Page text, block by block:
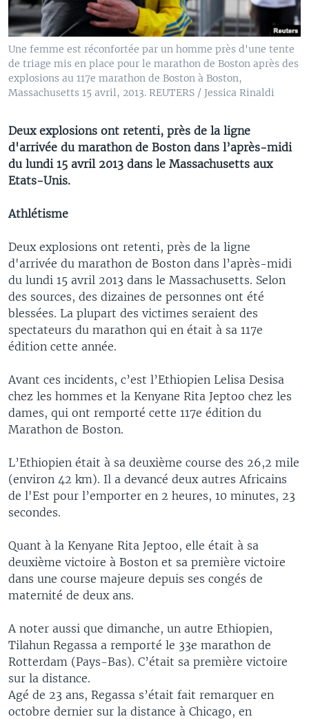
Une femme est réconfortée par un homme près d'une tente
de triage mis en place pour le marathon de Boston après des
explosions au 117e marathon de Boston à Boston,
Massachusetts 15 avril, 2013. REUTERS / Jessica Rinaldi
Deux explosions ont retenti, près de la ligne
d'arrivée du marathon de Boston dans l’après-midi
du lundi 15 avril 2013 dans le Massachusetts aux
Etats-Unis.
Athlétisme
Deux explosions ont retenti, près de la ligne
d'arrivée du marathon de Boston dans l’après-midi
du lundi 15 avril 2013 dans le Massachusetts. Selon
des sources, des dizaines de personnes ont été
blessées. La plupart des victimes seraient des
spectateurs du marathon qui en était à sa 117e
édition cette année.
Avant ces incidents, c’est l’Ethiopien Lelisa Desisa
chez les hommes et la Kenyane Rita Jeptoo chez les
dames, qui ont remporté cette 117e édition du
Marathon de Boston.
L’Ethiopien était à sa deuxième course des 26,2 mile
(environ 42 km). Il a devancé deux autres Africains
de l'Est pour l’emporter en 2 heures, 10 minutes, 23
secondes.
Quant à la Kenyane Rita Jeptoo, elle était à sa
deuxième victoire à Boston et sa première victoire
dans une course majeure depuis ses congés de
maternité de deux ans.
A noter aussi que dimanche, un autre Ethiopien,
Tilahun Regassa a remporté le 33e marathon de
Rotterdam (Pays-Bas). C’était sa première victoire
sur la distance.
Agé de 23 ans, Regassa s’était fait remarquer en
octobre dernier sur la distance à Chicago, en